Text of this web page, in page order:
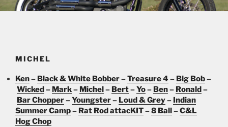
MICHEL
Ken– Black & White Bobber–Treasure 4 – Big Bob–
Wicked – Mark– Michel – Bert–Yo– Ben– Ronald –
Bar Chopper–Youngster– Loud & Grey– Indian
Summer Camp– Rat Rod attacKIT–8 Ball –C&L
Hog Chop